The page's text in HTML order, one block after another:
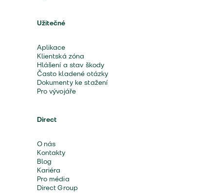
Užitečné
Aplikace
Klientská zóna
Hlášení a stav škody
Často kladené otázky
Dokumenty ke stažení
Pro vývojáře
Direct
O nás
Kontakty
Blog
Kariéra
Pro média
Direct Group